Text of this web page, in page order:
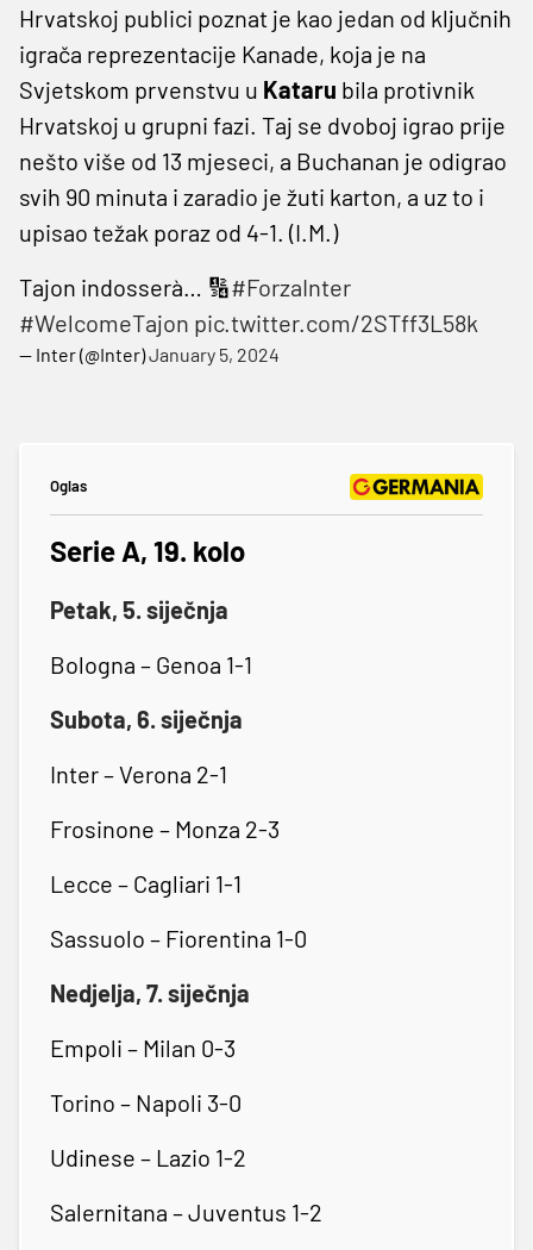
Hrvatskoj publici poznat je kao jedan od ključnih
igrača reprezentacije Kanade, koja je na
Svjetskom prvenstvu u Kataru bila protivnik
Hrvatskoj u grupni fazi. Taj se dvoboj igrao prije
nešto više od 13 mjeseci, a Buchanan je odigrao
svih 90 minuta i zaradio je žuti karton, a uz to i
upisao težak poraz od 4-1. (I.M.)
Tajon indosserà… 🔢#ForzaInter
#WelcomeTajon pic.twitter.com/2STff3L58k
— Inter (@Inter)January 5, 2024
Oglas
Serie A, 19. kolo
Petak, 5. siječnja
Bologna – Genoa 1-1
Subota, 6. siječnja
Inter – Verona 2-1
Frosinone – Monza 2-3
Lecce – Cagliari 1-1
Sassuolo – Fiorentina 1-0
Nedjelja, 7. siječnja
Empoli – Milan 0-3
Torino – Napoli 3-0
Udinese – Lazio 1-2
Salernitana – Juventus 1-2